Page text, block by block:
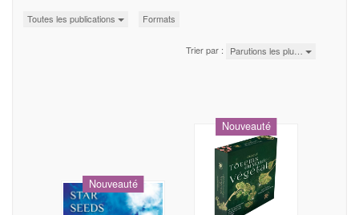
Toutes les publications Formats
Trier par : Parutions les plu…
Nouveauté
Nouveauté